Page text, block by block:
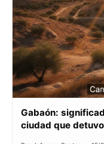
Gabaón:
ciudad que